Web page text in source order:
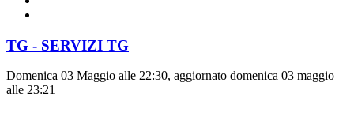
TG - SERVIZI TG
Domenica 03 Maggio alle 22:30, aggiornato domenica 03 maggio
alle 23:21